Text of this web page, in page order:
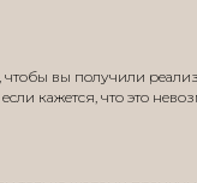
чтобы вы получили
кажется, что это